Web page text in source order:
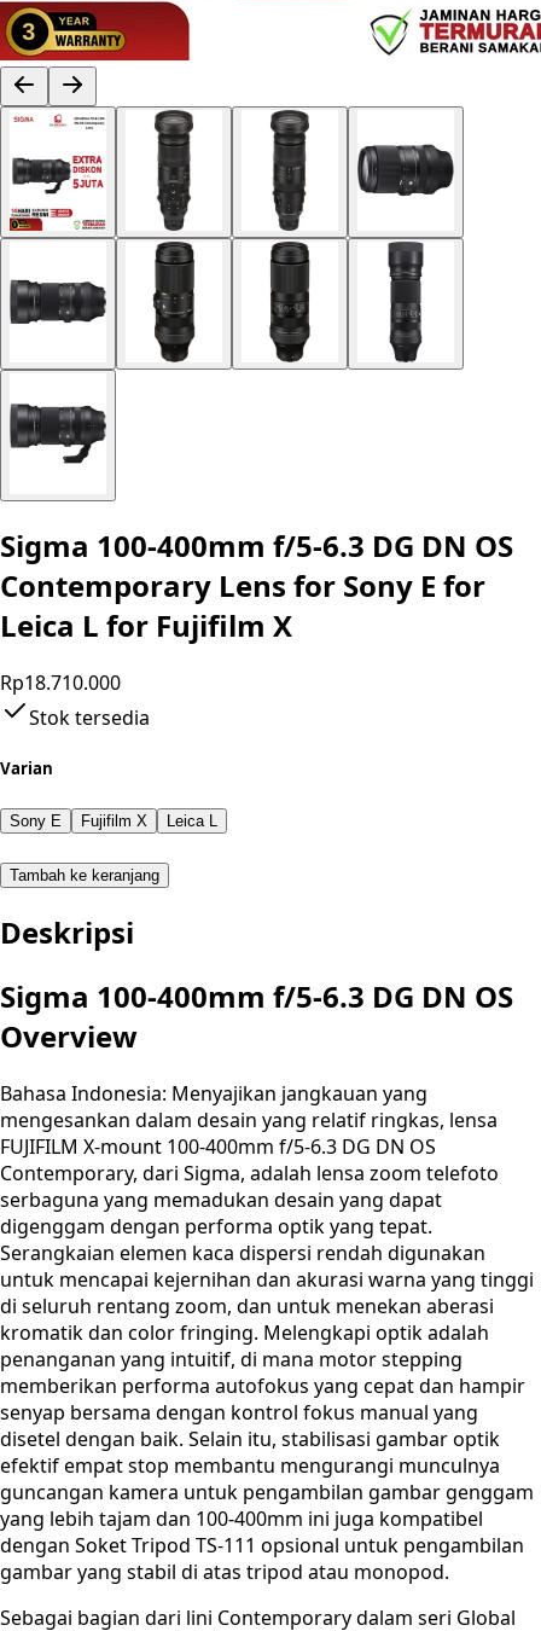
Sigma 100-400mm f/5-6.3 DG DN OS
Contemporary Lens for Sony E for
Leica L for Fujifilm X
Rp18.710.000
Stok tersedia
Varian
Sony E Fujifilm X Leica L
Tambah ke keranjang
Deskripsi
Sigma 100-400mm f/5-6.3 DG DN OS
Overview
Bahasa Indonesia: Menyajikan jangkauan yang
mengesankan dalam desain yang relatif ringkas, lensa
FUJIFILM X-mount 100-400mm f/5-6.3 DG DN OS
Contemporary, dari Sigma, adalah lensa zoom telefoto
serbaguna yang memadukan desain yang dapat
digenggam dengan performa optik yang tepat.
Serangkaian elemen kaca dispersi rendah digunakan
untuk mencapai kejernihan dan akurasi warna yang tinggi
di seluruh rentang zoom, dan untuk menekan aberasi
kromatik dan color fringing. Melengkapi optik adalah
penanganan yang intuitif, di mana motor stepping
memberikan performa autofokus yang cepat dan hampir
senyap bersama dengan kontrol fokus manual yang
disetel dengan baik. Selain itu, stabilisasi gambar optik
efektif empat stop membantu mengurangi munculnya
guncangan kamera untuk pengambilan gambar genggam
yang lebih tajam dan 100-400mm ini juga kompatibel
dengan Soket Tripod TS-111 opsional untuk pengambilan
gambar yang stabil di atas tripod atau monopod.
Sebagai bagian dari lini Contemporary dalam seri Global